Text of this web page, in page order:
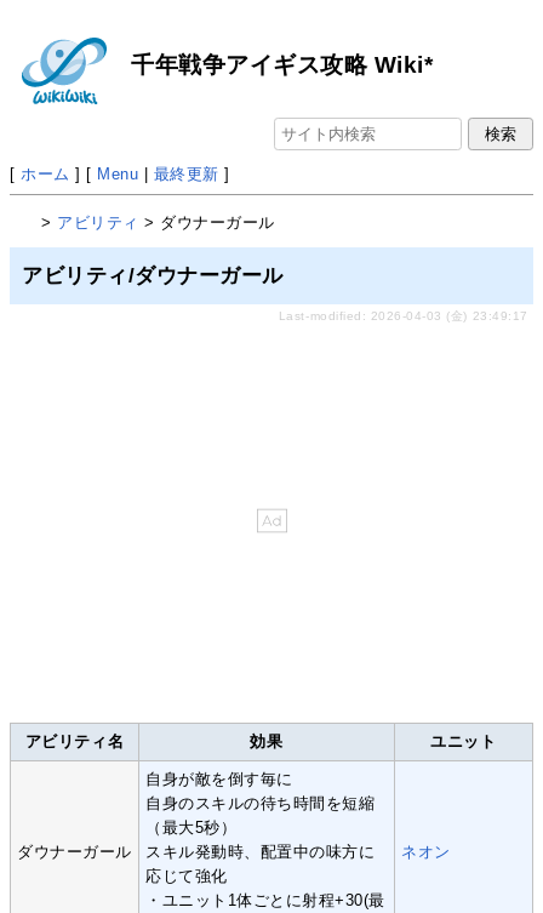
千年戦争アイギス攻略 Wiki*
[ ホーム ] [ Menu | 最終更新 ]
> アビリティ > ダウナーガール
アビリティ/ダウナーガール
Last-modified: 2026-04-03 (金) 23:49:17
アビリティ名 効果 ユニット
ダウナーガール
自身が敵を倒す毎に
自身のスキルの待ち時間を短縮
（最大5秒）
スキル発動時、配置中の味方に
応じて強化
・ユニット1体ごとに射程+30(最
ネオン